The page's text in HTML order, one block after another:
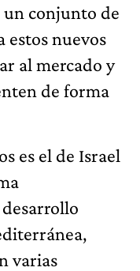
conjunto de
estos nuevos
al mercado y
de forma
es el de Israel
varias